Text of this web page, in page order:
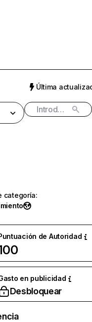
Última
categoría:
de Autoridad
en publicidad
Desbloquear